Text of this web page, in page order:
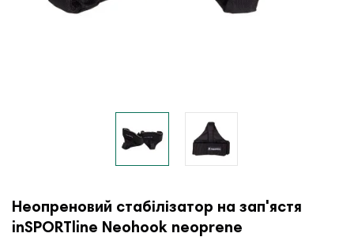
Неопреновий стабілізатор на зап'ястя
inSPORTline Neohook neoprene